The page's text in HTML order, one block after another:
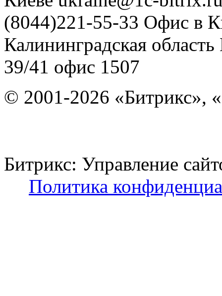
(8044)221-55-33 Офис в
Калининградская область
39/41 офис 1507
© 2001-2026 «Битрикс»,
Битрикс: Управление
Политика